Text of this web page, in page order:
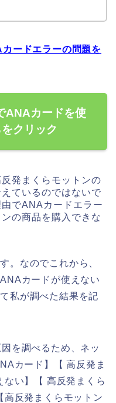
ードエラーの問題を
ANAカードを使
クリック
発まくらモットンの
ているのではないで
でANAカードエラー
の商品を購入できな
。なのでこれから、
カードが使えない
私が調べた結果を記
を調べるため、ネッ
カード】【 高反発ま
い】【 高反発まくら
反発まくらモットン